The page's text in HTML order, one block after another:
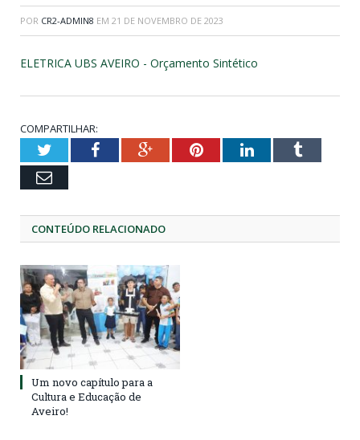
POR CR2-ADMIN8 EM 21 DE NOVEMBRO DE 2023
ELETRICA UBS AVEIRO - Orçamento Sintético
COMPARTILHAR:
TwitterFacebookGoogle+PinterestLinkedInTumblr
Email
CONTEÚDO RELACIONADO
Um novo capítulo para a
Cultura e Educação de
Aveiro!